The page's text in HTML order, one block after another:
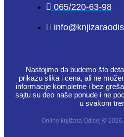
065/220-63-98
Nastojimo da budemo što
prikazu slika i cena, ali ne
informacije kompletne i bez
sajtu su deo naše ponude i ne
u svakom
Online knjižara Odisej ©